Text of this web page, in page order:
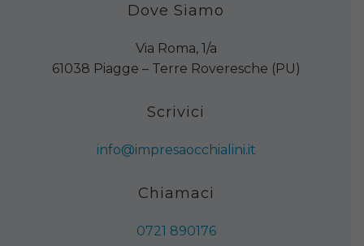
Dove Siamo
Via Roma, 1/a
61038 Piagge – Terre Roveresche (PU)
Scrivici
info@impresaocchialini.it
Chiamaci
0721 890176